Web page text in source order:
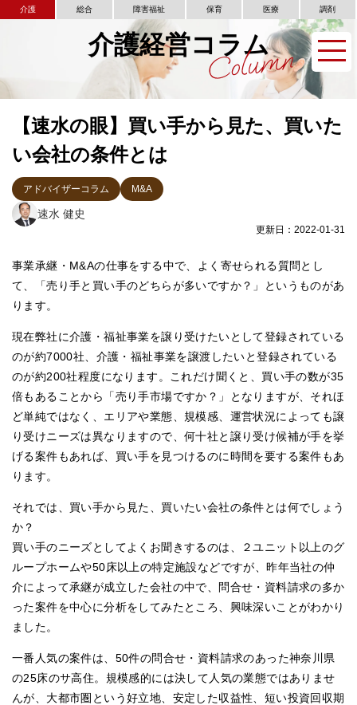
介護 総合 障害福祉 保育 医療 調剤
介護経営コラム
【速水の眼】買い手から見た、買いた
い会社の条件とは
アドバイザーコラム M&A
速水 健史
更新日：2022-01-31
事業承継・M&Aの仕事をする中で、よく寄せられる質問とし
て、「売り手と買い手のどちらが多いですか？」というものがあ
ります。
現在弊社に介護・福祉事業を譲り受けたいとして登録されている
のが約7000社、介護・福祉事業を譲渡したいと登録されている
のが約200社程度になります。これだけ聞くと、買い手の数が35
倍もあることから「売り手市場ですか？」となりますが、それほ
ど単純ではなく、エリアや業態、規模感、運営状況によっても譲
り受けニーズは異なりますので、何十社と譲り受け候補が手を挙
げる案件もあれば、買い手を見つけるのに時間を要する案件もあ
ります。
それでは、買い手から見た、買いたい会社の条件とは何でしょう
か？
買い手のニーズとしてよくお聞きするのは、２ユニット以上のグ
ループホームや50床以上の特定施設などですが、昨年当社の仲
介によって承継が成立した会社の中で、問合せ・資料請求の多か
った案件を中心に分析をしてみたところ、興味深いことがわかり
ました。
一番人気の案件は、50件の問合せ・資料請求のあった神奈川県
の25床のサ高住。規模感的には決して人気の業態ではありませ
んが、大都市圏という好立地、安定した収益性、短い投資回収期